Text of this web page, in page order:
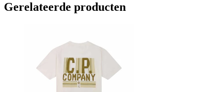
Gerelateerde producten